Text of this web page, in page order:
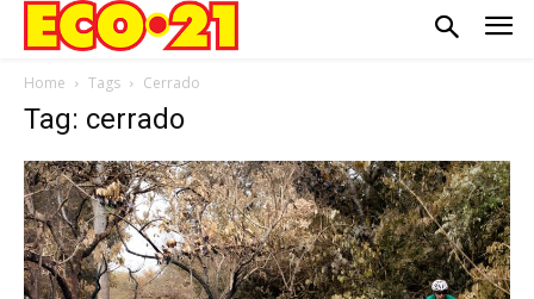
Home Tags Cerrado
Tag: cerrado